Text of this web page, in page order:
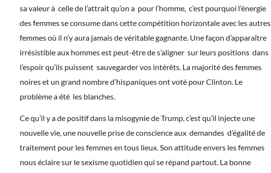
sa valeur à celle de l’attrait qu’on a pour l’homme, c’est pourquoi l’énergie
des femmes se consume dans cette compétition horizontale avec les autres
femmes où il n’y aura jamais de véritable gagnante. Une façon d’apparaître
irrésistible aux hommes est peut-être de s’aligner sur leurs positions dans
l’espoir qu’ils puissent sauvegarder vos intérêts. La majorité des femmes
noires et un grand nombre d’hispaniques ont voté pour Clinton. Le
problème a été les blanches.
Ce qu’il y a de positif dans la misogynie de Trump, c’est qu’il injecte une
nouvelle vie, une nouvelle prise de conscience aux demandes d’égalité de
traitement pour les femmes en tous lieux. Son attitude envers les femmes
nous éclaire sur le sexisme quotidien qui se répand partout. La bonne